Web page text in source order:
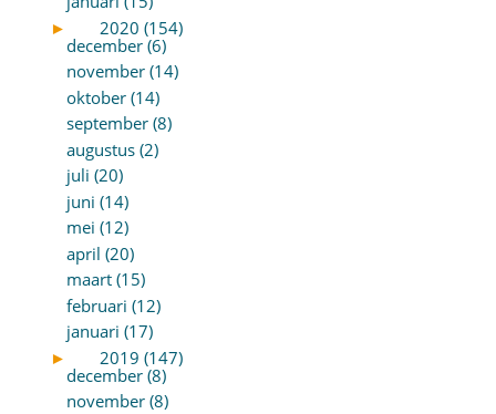
►
2020 (154)
december (6)
november (14)
oktober (14)
september (8)
augustus (2)
juli (20)
juni (14)
mei (12)
april (20)
maart (15)
februari (12)
januari (17)
►
2019 (147)
december (8)
november (8)